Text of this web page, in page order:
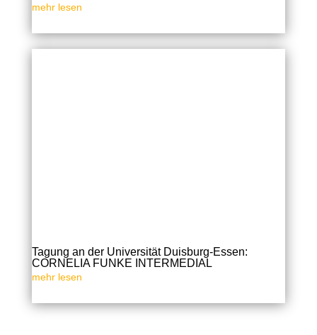
mehr lesen
Tagung an der Universität Duisburg-Essen:
CORNELIA FUNKE INTERMEDIAL
mehr lesen